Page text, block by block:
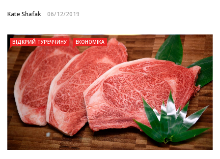
Kate Shafak 06/12/2019
ВІДКРИЙ ТУРЕЧЧИНУ ЕКОНОМІКА